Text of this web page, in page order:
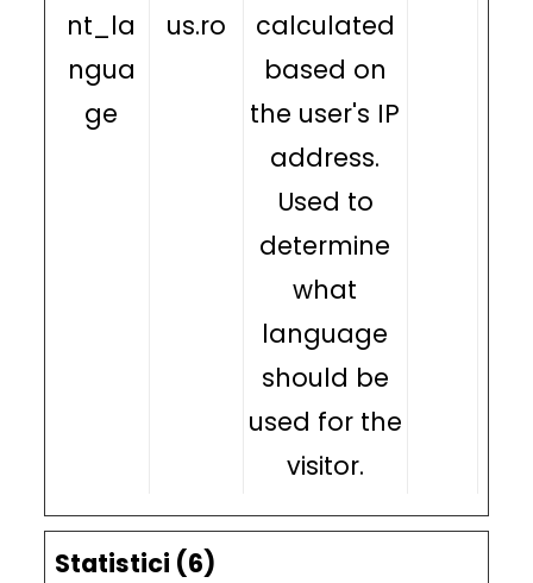
nt_la
ngua
ge
us.ro
calculated
based on
the user's IP
address.
Used to
determine
what
language
should be
used for the
visitor.
Statistici (6)